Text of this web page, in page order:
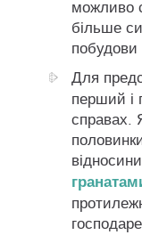
можливо
більше
побудови
Для
перший і
справах.